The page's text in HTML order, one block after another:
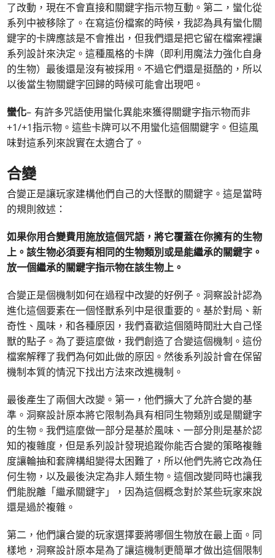
了改動，現在不會直接和關鍵字指示物互動。第二，蠻化從
系列中被移除了。在寫這份檔案的時候，我認為具有蠻化關
鍵字的卡牌應該是不會推出，但我們還是把它留在檔案裡讓
系列設計來決定。這種風格的卡牌（即利用魔法力強化自身
的生物）最後還是沒有被採用。不過它們還是挺酷的，所以
以後當生物關鍵字回歸的時候可能會出現吧。
蠻化– 有許多咒語使用蠻化異能來獲得關鍵字指示物而非
+1/+1指示物。這些卡牌可以不用蠻化這個關鍵字。但這風
味對這系列來說實在太適合了。
合變
合變正是讓玩家建構他們自己的大怪獸的關鍵字。這是當時
的規則敘述：
如果你用合變費用施放這個咒語，將它覆蓋在你擁有的生物
上。該生物必須要有相同的生物類別或是能繼承的關鍵字。
放一個繼承的關鍵字指示物在該生物上。
合變正是個機制如何在過程中改變的好例子。洞察設計認為
進化這個要素在一個怪獸系列中是很重要的。基於對局、新
奇性、風味，和各種原因，我們喜歡這個隨時間壯大自己怪
獸的點子。為了要這麼做，我們創造了合變這個機制。這份
檔案解釋了我們為何如此做的原因。然後系列設計會在保留
機制本質的情況下找出方法來改進機制。
最後產生了兩個大改變。第一，他們擴大了允許合變的基
準。洞察設計原本將它限制為具有相同生物類別或是關鍵字
的生物。我們這麼做一部分是基於風味、一部分則是基於認
知的複雜度，但是系列設計發現追蹤你能否合變的策略複雜
度讓輪抽和套牌構組變得太困難了，所以他們先將它改為任
何生物，以及最後決定為非人類生物。這個改變同時也讓我
們能脫離「繼承關鍵字」，因為這個概念對於某些玩家來說
還是過於複雜。
第二，他們讓合變的玩家選擇要將哪個生物放在最上面。同
樣地，洞察設計原本是為了讓這機制更簡單才做出這個限制